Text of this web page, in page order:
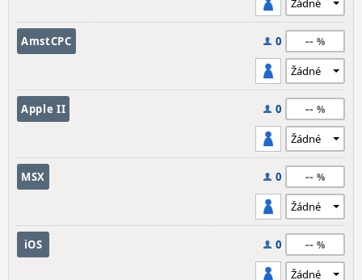
AmstCPC 0 --
Apple II 0 --
MSX 0 --
iOS 0 --